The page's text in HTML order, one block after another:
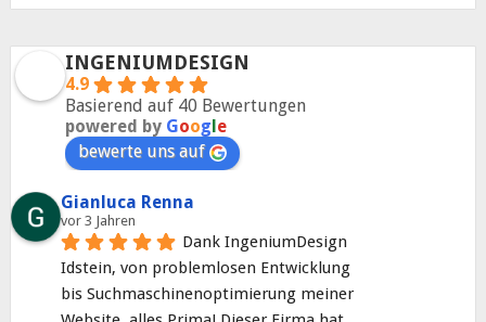
INGENIUMDESIGN
4.9
Basierend auf 40 Bewertungen
powered by Google
bewerte uns auf
Gianluca Renna
vor 3 Jahren
Dank IngeniumDesign
Idstein, von problemlosen Entwicklung
bis Suchmaschinenoptimierung meiner